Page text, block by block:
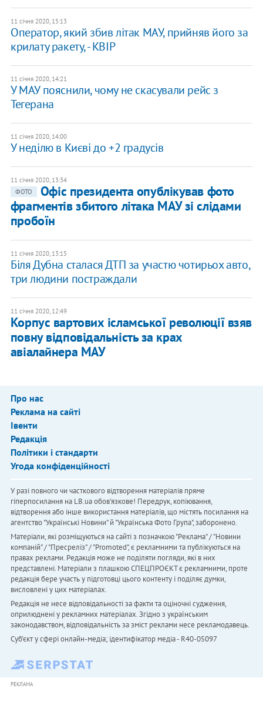
11 січня 2020, 15:13
Оператор, який збив літак МАУ, прийняв його за
крилату ракету, - КВІР
11 січня 2020, 14:21
У МАУ пояснили, чому не скасували рейс з
Тегерана
11 січня 2020, 14:00
У неділю в Києві до +2 градусів
11 січня 2020, 13:34
ФОТО
Офіс президента опублікував фото
фрагментів збитого літака МАУ зі слідами
пробоїн
11 січня 2020, 13:15
Біля Дубна сталася ДТП за участю чотирьох авто,
три людини постраждали
11 січня 2020, 12:49
Корпус вартових ісламської революції взяв
повну відповідальність за крах
авіалайнера МАУ
Про нас
Реклама на сайті
Івенти
Редакція
Політики і стандарти
Угода конфіденційності
У разі повного чи часткового відтворення матеріалів пряме
гіперпосилання на LB.ua обов'язкове! Передрук, копіювання,
відтворення або інше використання матеріалів, що містять посилання на
агентство "Українськi Новини" й "Українська Фото Група", заборонено.
Матеріали, які розміщуються на сайті з позначкою "Реклама" / "Новини
компаній" / "Пресреліз" / "Promoted", є рекламними та публікуються на
правах реклами. Редакція може не поділяти погляди, які в них
представлені. Матеріали з плашкою СПЕЦПРОЄКТ є рекламними, проте
редакція бере участь у підготовці цього контенту і поділяє думки,
висловлені у цих матеріалах.
Редакція не несе відповідальності за факти та оціночні судження,
оприлюднені у рекламних матеріалах. Згідно з українським
законодавством, відповідальність за зміст реклами несе рекламодавець.
Cуб'єкт у сфері онлайн-медіа; ідентифікатор медіа - R40-05097
РЕКЛАМА